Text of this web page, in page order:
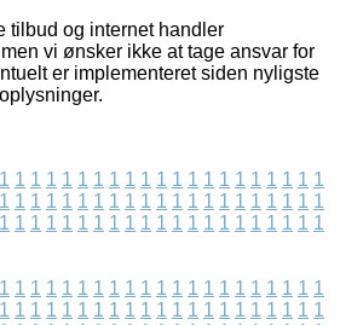
tilbud og internet handler
vi ønsker ikke at tage ansvar for
er implementeret siden nyligste
1 1 1 1 1 1 1 1 1 1 1 1 1 1 1 1 1 1 1 1 1
1 1 1 1 1 1 1 1 1 1 1 1 1 1 1 1 1 1 1 1 1
1 1 1 1 1 1 1 1 1 1 1 1 1 1 1 1 1 1 1 1 1
1 1 1 1 1 1 1 1 1 1 1 1 1 1 1 1 1 1 1 1 1
1 1 1 1 1 1 1 1 1 1 1 1 1 1 1 1 1 1 1 1 1